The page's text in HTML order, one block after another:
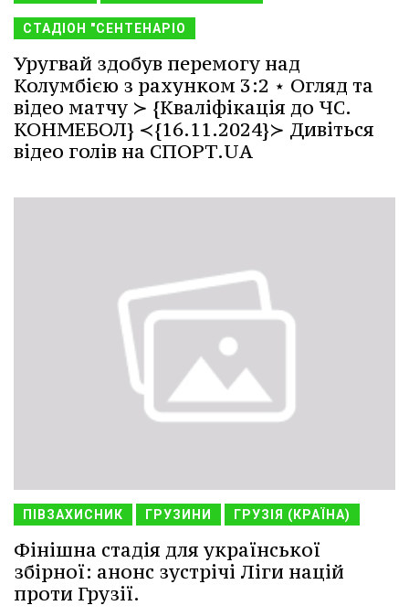
СТАДІОН "СЕНТЕНАРІО
Уругвай здобув перемогу над
Колумбією з рахунком 3:2 ⋆ Огляд та
відео матчу ≻ {Кваліфікація до ЧС.
КОНМЕБОЛ} ≺{16.11.2024}≻ Дивіться
відео голів на СПОРТ.UA
ПІВЗАХИСНИК ГРУЗИНИ ГРУЗІЯ (КРАЇНА)
Фінішна стадія для української
збірної: анонс зустрічі Ліги націй
проти Грузії.